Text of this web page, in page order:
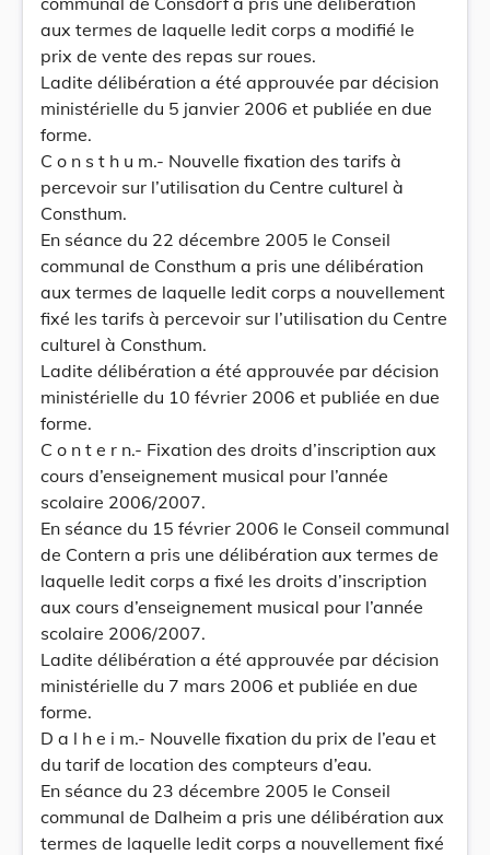
aux termes de laquelle ledit corps a modifié le
prix de vente des repas sur roues.
Ladite délibération a été approuvée par décision
ministérielle du 5 janvier 2006 et publiée en due
forme.
C o n s t h u m.- Nouvelle fixation des tarifs à
percevoir sur l’utilisation du Centre culturel à
Consthum.
En séance du 22 décembre 2005 le Conseil
communal de Consthum a pris une délibération
aux termes de laquelle ledit corps a nouvellement
fixé les tarifs à percevoir sur l’utilisation du Centre
culturel à Consthum.
Ladite délibération a été approuvée par décision
ministérielle du 10 février 2006 et publiée en due
forme.
C o n t e r n.- Fixation des droits d’inscription aux
cours d’enseignement musical pour l’année
scolaire 2006/2007.
En séance du 15 février 2006 le Conseil communal
de Contern a pris une délibération aux termes de
laquelle ledit corps a fixé les droits d’inscription
aux cours d’enseignement musical pour l’année
scolaire 2006/2007.
Ladite délibération a été approuvée par décision
ministérielle du 7 mars 2006 et publiée en due
forme.
D a l h e i m.- Nouvelle fixation du prix de l’eau et
du tarif de location des compteurs d’eau.
En séance du 23 décembre 2005 le Conseil
communal de Dalheim a pris une délibération aux
termes de laquelle ledit corps a nouvellement fixé